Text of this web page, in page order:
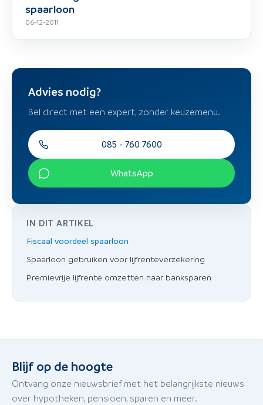
spaarloon
06-12-2011
IN DIT ARTIKEL
Fiscaal voordeel spaarloon
Spaarloon gebruiken voor lijfrenteverzekering
Premievrije lijfrente omzetten naar banksparen
Advies nodig?
Bel direct met een expert, zonder keuzemenu.
085 - 760 7600
WhatsApp
Blijf op de hoogte
Ontvang onze nieuwsbrief met het belangrijkste nieuws
over hypotheken, pensioen, sparen en meer.